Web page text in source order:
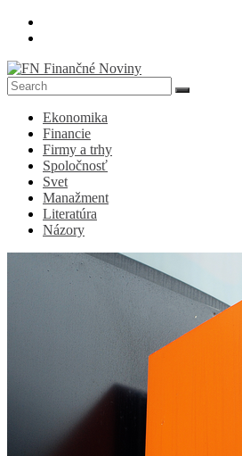
Skip
FN
Finančné
Noviny
Denník
ekonomike
spoločnosti
Ekonomika
Financie
Firmy a trhy
Spoločnosť
Svet
Manažment
Literatúra
Názory